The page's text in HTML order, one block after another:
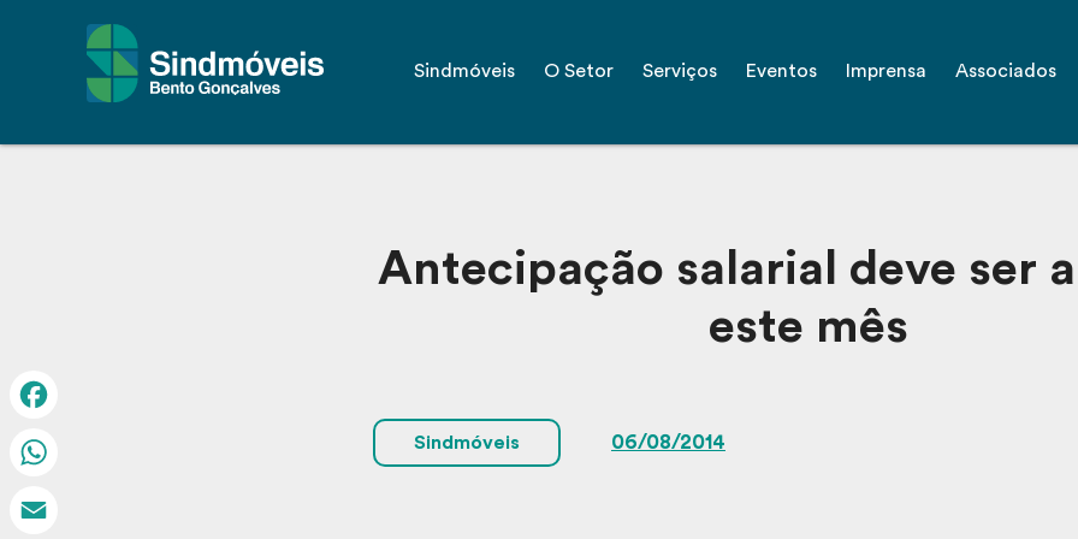
Sindmóveis O Setor Serviços Eventos Imprensa Associados
Antecipação salarial deve ser
este mês
Sindmóveis 06/08/2014
Facebook